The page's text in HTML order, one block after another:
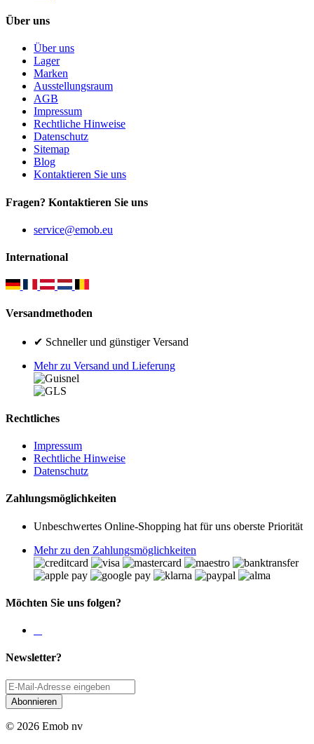
Über uns
Über uns
Lager
Marken
Ausstellungsraum
AGB
Impressum
Rechtliche Hinweise
Datenschutz
Sitemap
Blog
Kontaktieren Sie uns
Fragen? Kontaktieren Sie uns
service@emob.eu
International
Versandmethoden
✔ Schneller und günstiger Versand
Mehr zu Versand und Lieferung
Rechtliches
Impressum
Rechtliche Hinweise
Datenschutz
Zahlungsmöglichkeiten
Unbeschwertes Online-Shopping hat für uns oberste Priorität
Mehr zu den Zahlungsmöglichkeiten
Möchten Sie uns folgen?
Newsletter?
Abonnieren
© 2026 Emob nv